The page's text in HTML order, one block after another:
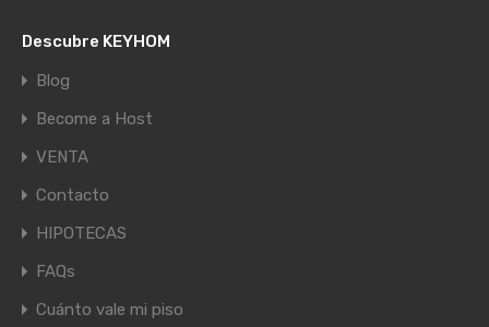
Descubre KEYHOM
Blog
Become a Host
VENTA
Contacto
HIPOTECAS
FAQs
Cuánto vale mi piso